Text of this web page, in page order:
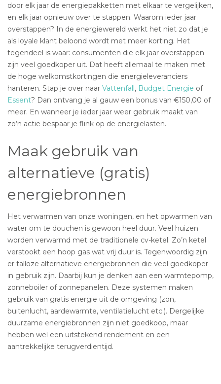
door elk jaar de energiepakketten met elkaar te vergelijken,
en elk jaar opnieuw over te stappen. Waarom ieder jaar
overstappen? In de energiewereld werkt het niet zo dat je
als loyale klant beloond wordt met meer korting. Het
tegendeel is waar: consumenten die elk jaar overstappen
zijn veel goedkoper uit. Dat heeft allemaal te maken met
de hoge welkomstkortingen die energieleveranciers
hanteren. Stap je over naar Vattenfall, Budget Energie of
Essent? Dan ontvang je al gauw een bonus van €150,00 of
meer. En wanneer je ieder jaar weer gebruik maakt van
zo’n actie bespaar je flink op de energielasten.
Maak gebruik van
alternatieve (gratis)
energiebronnen
Het verwarmen van onze woningen, en het opwarmen van
water om te douchen is gewoon heel duur. Veel huizen
worden verwarmd met de traditionele cv-ketel. Zo’n ketel
verstookt een hoop gas wat vrij duur is. Tegenwoordig zijn
er talloze alternatieve energiebronnen die veel goedkoper
in gebruik zijn. Daarbij kun je denken aan een warmtepomp,
zonneboiler of zonnepanelen. Deze systemen maken
gebruik van gratis energie uit de omgeving (zon,
buitenlucht, aardewarmte, ventilatielucht etc.). Dergelijke
duurzame energiebronnen zijn niet goedkoop, maar
hebben wel een uitstekend rendement en een
aantrekkelijke terugverdientijd.